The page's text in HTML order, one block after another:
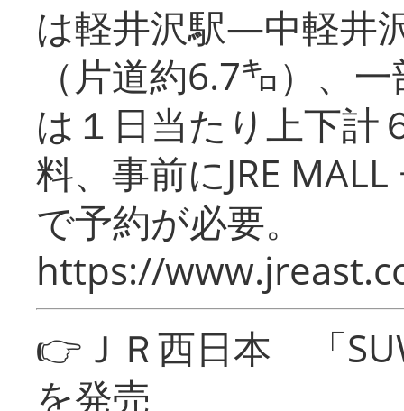
は軽井沢駅―中軽井
（片道約6.7㌔）、
は１日当たり上下計
料、事前にJRE
で予約が必要。
https://
👉ＪＲ西日本 「
を発売